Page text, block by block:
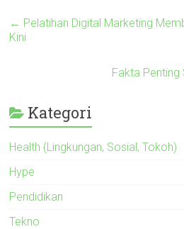
← Pelatihan Digital Marketing
Kini
Fakta Penting
Kategori
Health (Lingkungan, Sosial, Tokoh)
Hype
Pendidikan
Tekno